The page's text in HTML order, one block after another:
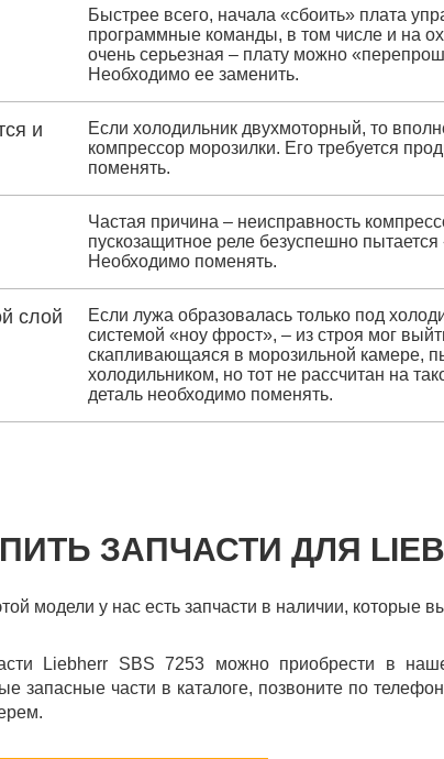
Быстрее всего, начала «сбоить» плата
программные команды, в том числе и на
очень серьезная – плату можно
Необходимо ее заменить.
и
Если холодильник двухмоторный, то
компрессор морозилки. Его требуется
поменять.
Частая причина – неисправность
пускозащитное реле безуспешно
Необходимо поменять.
слой
Если лужа образовалась только под
системой «ноу фрост», – из строя мог
скапливающаяся в морозильной камере,
холодильником, но тот не рассчитан на
деталь необходимо поменять.
ЗАПЧАСТИ ДЛЯ
модели у нас есть запчасти в наличии, которые
Liebherr SBS 7253 можно приобрести в
запасные части в каталоге, позвоните по